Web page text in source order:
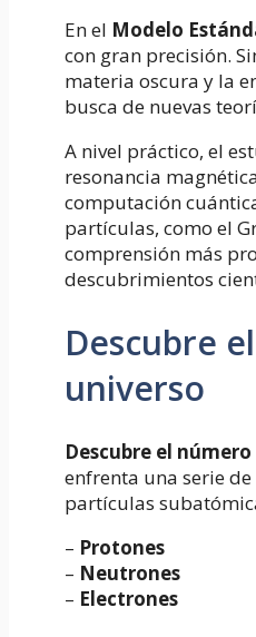
En el Modelo
con gran precisión.
materia oscura y la
busca de nuevas
A nivel práctico, el
resonancia
computación
partículas, como el
comprensión más
descubrimientos
Descubre
universo
Descubre el
enfrenta una serie
partículas
– Protones
– Neutrones
– Electrones